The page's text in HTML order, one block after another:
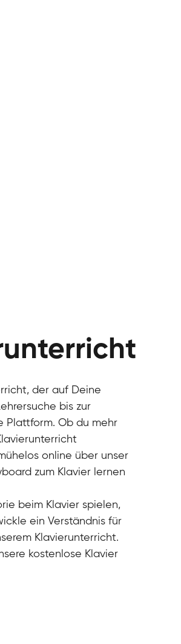
der auf Deine
bis zur
Plattform. Ob du mehr
online über unser
zum Klavier lernen
beim Klavier spielen,
ein Verständnis für
Klavierunterricht.
kostenlose Klavier